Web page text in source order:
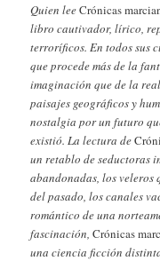
Quien leeCrónicas
libro cautivador, lírico,
terroríficos. En todos sus
que procede más de la
imaginación que de la
paisajes geográficos y
nostalgia por un futuro
existió. La lectura de
un retablo de seductoras
abandonadas, los veleros
del pasado, los canales
romántico de una
fascinación,Crónicas
una ciencia ficción